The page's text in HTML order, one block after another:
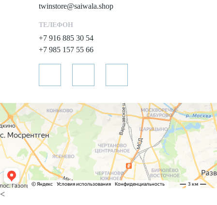
twinstore@saiwala.shop
ТЕЛЕФОН
+7 916 885 30 54
+7 985 157 55 66
<